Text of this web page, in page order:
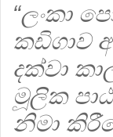
“ලංකා
කඩිගාව
දක්වා
මූලික
නිමා